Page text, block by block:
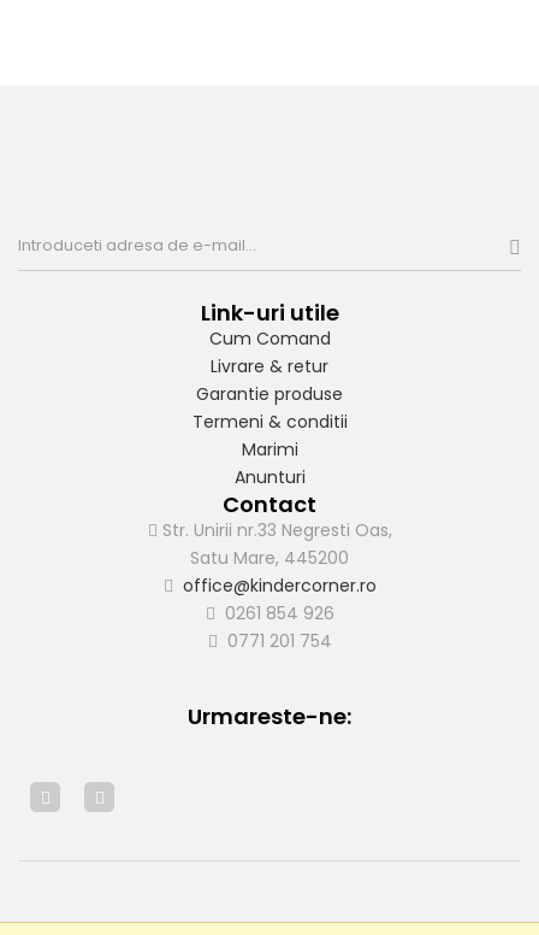
Link-uri utile
Cum Comand
Livrare & retur
Garantie produse
Termeni & conditii
Marimi
Anunturi
Contact
Str. Unirii nr.33 Negresti Oas,
Satu Mare, 445200
office@kindercorner.ro
0261 854 926
0771 201 754
Urmareste-ne:
© 2019 - Toate drepturile rezervate de Kindercorner